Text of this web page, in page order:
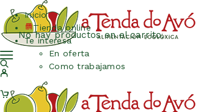
No hay productos en el carrito.
Inicio
Tienda online
Te interesa
En oferta
Como trabajamos